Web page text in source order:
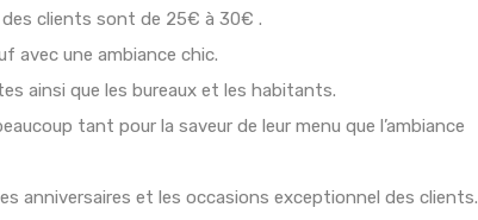
des clients sont de 25€ à 30€ .
avec une ambiance chic.
ainsi que les bureaux et les habitants.
tant pour la saveur de leur menu que l’ambiance
anniversaires et les occasions exceptionnel des clients.